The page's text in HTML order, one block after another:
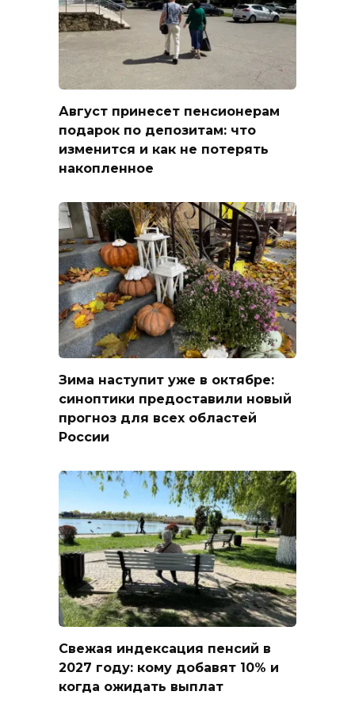
Август принесет пенсионерам
подарок по депозитам: что
изменится и как не потерять
накопленное
Зима наступит уже в октябре:
синоптики предоставили новый
прогноз для всех областей
России
Свежая индексация пенсий в
2027 году: кому добавят 10% и
когда ожидать выплат